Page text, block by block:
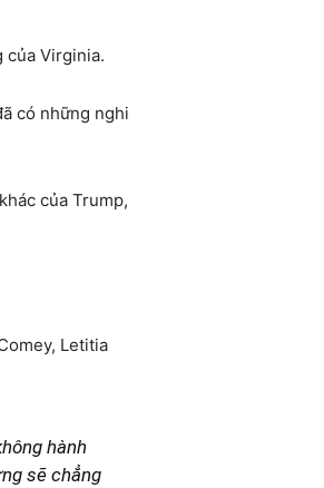
của Virginia.
có những nghi
của Trump,
Letitia
hành
sẽ chẳng